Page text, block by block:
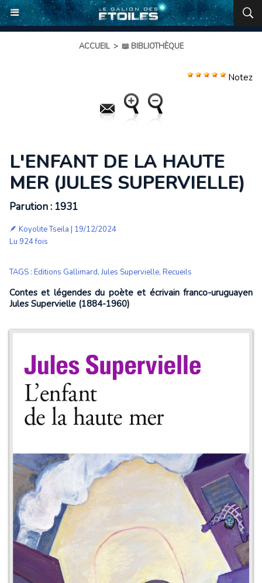
ACCUEIL > 📖 BIBLIOTHÈQUE
Notez
L'ENFANT DE LA HAUTE
MER (JULES SUPERVIELLE)
Parution : 1931
🪶 Koyolite Tseila | 19/12/2024
Lu 924 fois
TAGS : Editions Gallimard,Jules Supervielle, Recueils
Contes et légendes du poète et écrivain franco-uruguayen
Jules Supervielle (1884-1960)